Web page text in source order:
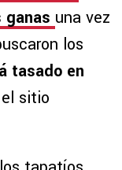
ganas una vez
los
tasado en
sitio